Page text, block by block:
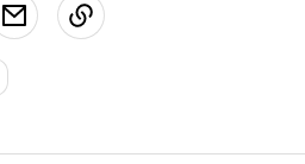
Twittersur LinkedIn
Partager par email